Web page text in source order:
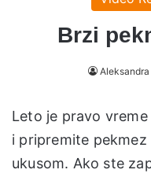
Brzi
Aleksandra
Leto je pravo
i pripremite
ukusom. Ako ste